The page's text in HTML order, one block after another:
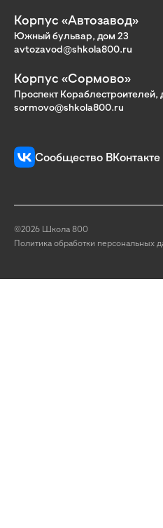
Корпус «Автозавод»
Южный бульвар, дом 23
avtozavod@shkola800.ru
Корпус «Сормово»
Проспект Кораблестроителей,
sormovo@shkola800.ru
Сообщество ВКонтакте
©2026 Школа 800
Политика обработки персональных